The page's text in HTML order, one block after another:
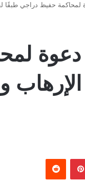
حفيظ دراجي طبقًا
بينتيريست